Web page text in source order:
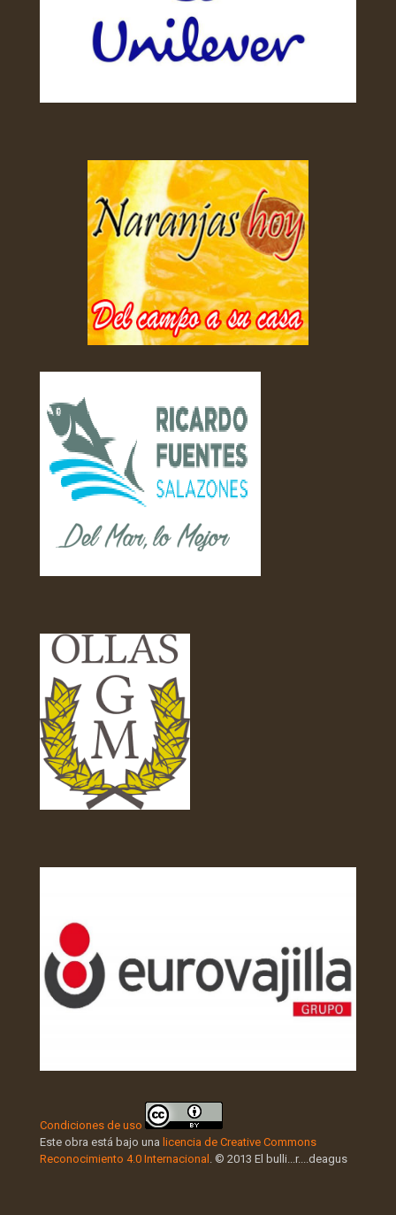
Condiciones de uso
Este obra está bajo una licencia de Creative Commons
Reconocimiento 4.0 Internacional
. © 2013 El bulli...r....deagus